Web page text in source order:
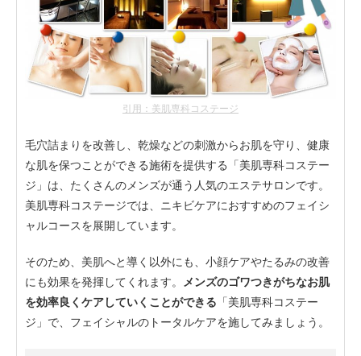
引用：美肌専科コステージ
毛穴詰まりを改善し、乾燥などの刺激からお肌を守り、健康
な肌を保つことができる施術を提供する「美肌専科コステー
ジ」は、たくさんのメンズが通う人気のエステサロンです。
美肌専科コステージでは、ニキビケアにおすすめのフェイシ
ャルコースを展開しています。
そのため、美肌へと導く以外にも、小顔ケアやたるみの改善
にも効果を発揮してくれます。
メンズのゴワつきがちなお肌
を効率良くケアしていくことができる 「美肌専科コステー
ジ」で、フェイシャルのトータルケアを施してみましょう。